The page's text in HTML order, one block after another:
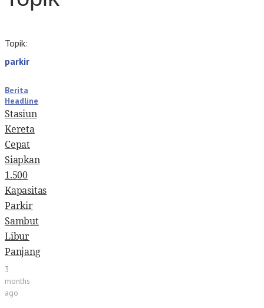
Topik:
parkir
Berita
Headline
Stasiun
Kereta
Cepat
Siapkan
1.500
Kapasitas
Parkir
Sambut
Libur
Panjang
3
months
ago